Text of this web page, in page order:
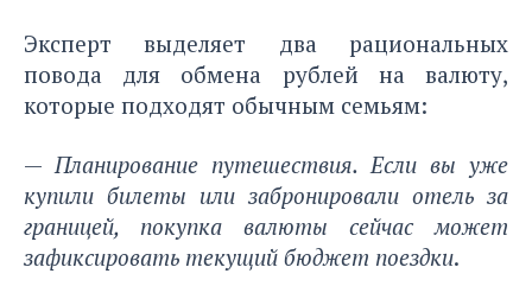
Эксперт выделяет два рациональных
повода для обмена рублей на валюту,
которые подходят обычным семьям:
— Планирование путешествия. Если вы уже
купили билеты или забронировали отель за
границей, покупка валюты сейчас может
зафиксировать текущий бюджет поездки.